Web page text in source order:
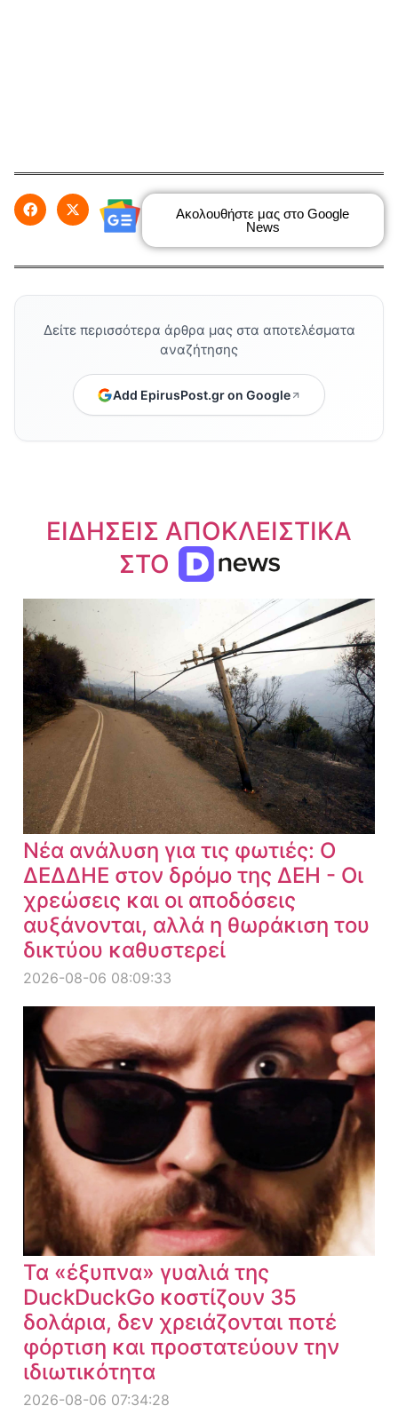
Ακολουθήστε μας στο Google
News
Δείτε περισσότερα άρθρα μας στα αποτελέσματα
αναζήτησης
Add EpirusPost.gr on Google
ΕΙΔΗΣΕΙΣ ΑΠΟΚΛΕΙΣΤΙΚΑ
ΣΤΟ
Νέα ανάλυση για τις φωτιές: Ο
ΔΕΔΔΗΕ στον δρόμο της ΔΕΗ - Οι
χρεώσεις και οι αποδόσεις
αυξάνονται, αλλά η θωράκιση του
δικτύου καθυστερεί
2026-08-06 08:09:33
Τα «έξυπνα» γυαλιά της
DuckDuckGo κοστίζουν 35
δολάρια, δεν χρειάζονται ποτέ
φόρτιση και προστατεύουν την
ιδιωτικότητα
2026-08-06 07:34:28